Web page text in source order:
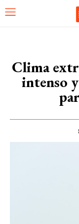
Clima
intenso